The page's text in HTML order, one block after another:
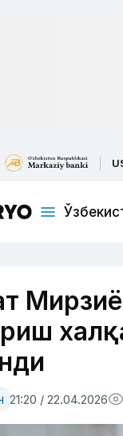
21:20 / 22.04.2026